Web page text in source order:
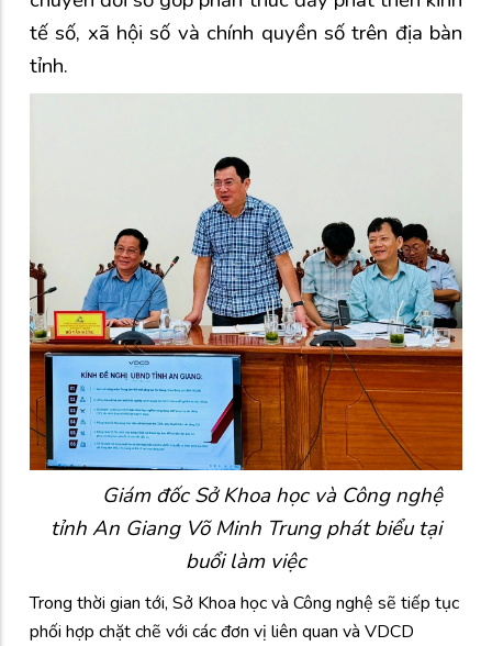
tế số, xã hội số và chính quyền số trên địa bàn
tỉnh.
Giám đốc Sở Khoa học và Công nghệ
tỉnh An Giang Võ Minh Trungphát biểu tại
buổi làm việc
Trong thời gian tới, Sở Khoa học và Công nghệ sẽ tiếp tục
phối hợp chặt chẽ với các đơn vị liên quan và VDCD